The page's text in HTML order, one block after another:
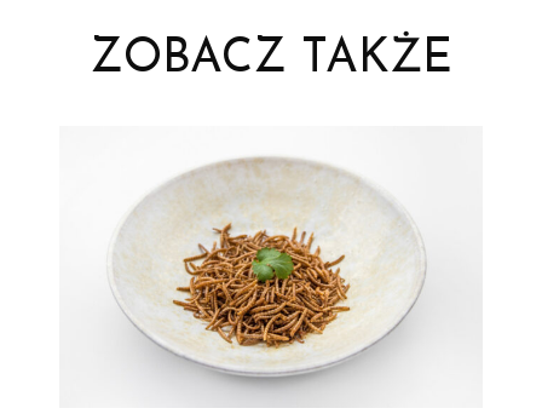
ZOBACZ TAKŻE